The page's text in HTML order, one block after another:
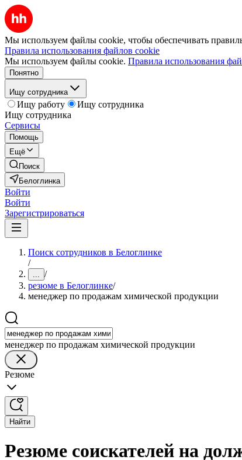
Мы используем файлы cookie, чтобы обеспечивать
Правила использования файлов cookie
Мы используем файлы cookie. Правила использования
Понятно
Ищу сотрудника
Ищу работу
Ищу сотрудника
Ищу сотрудника
Сервисы
Помощь
Ещё
Поиск
Белоглинка
Войти
Войти
Зарегистрироваться
Поиск сотрудников в Белоглинке
/
... /
резюме в Белоглинке/
менеджер по продажам химической продукции
менеджер по продажам химической продукции
Резюме
Найти
Резюме соискателей на